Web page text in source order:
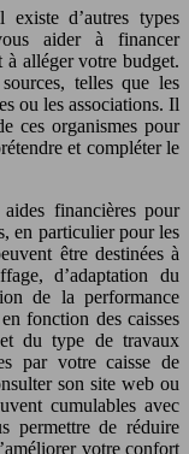
d’autres types
aider à financer
à alléger votre budget.
telles que les
ou les associations. Il
ces organismes pour
et compléter le
financières pour
en particulier pour les
être destinées à
d’adaptation du
de la performance
fonction des caisses
et du type de travaux
par votre caisse de
son site web ou
cumulables avec
permettre de réduire
votre confort